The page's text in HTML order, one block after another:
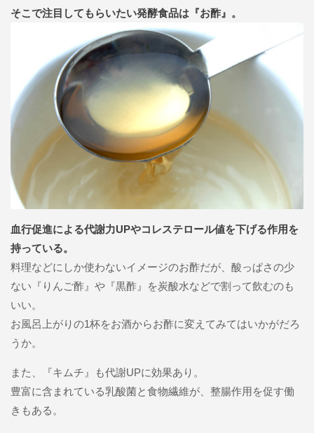
そこで注目してもらいたい発酵食品は『お酢』。
血行促進による代謝力UPやコレステロール値を下げる作用を
持っている。
料理などにしか使わないイメージのお酢だが、酸っぱさの少
ない『りんご酢』や『黒酢』を炭酸水などで割って飲むのも
いい。
お風呂上がりの1杯をお酒からお酢に変えてみてはいかがだろ
うか。
また、『キムチ』も代謝UPに効果あり。
豊富に含まれている乳酸菌と食物繊維が、整腸作用を促す働
きもある。